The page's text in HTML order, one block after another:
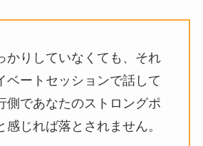
かりしていなくても、それ
ベートセッションで話して
側であなたのストロングポ
感じれば落とされません。